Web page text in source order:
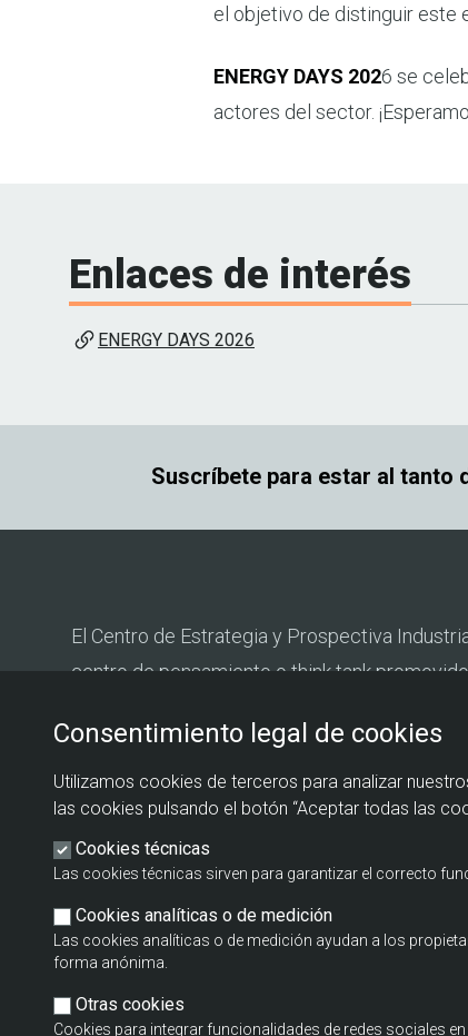
el objetivo de distinguir este
ENERGY DAYS 2026 se
actores del sector.
Enlaces de interés
ENERGY DAYS 2026
Suscríbete para estar al tanto
El Centro de Estrategia y Prospectiva
centro de pensamiento o think tank
Fundación EOI.
Consentimiento legal de cookies
Utilizamos cookies de terceros para analizar
las cookies pulsando el botón “Aceptar todas las
Cookies técnicas
Las cookies técnicas sirven para garantizar el correcto
Cookies analíticas o de medición
Las cookies analíticas o de medición ayudan a los
forma anónima.
Otras cookies
Cookies para integrar funcionalidades de redes sociales